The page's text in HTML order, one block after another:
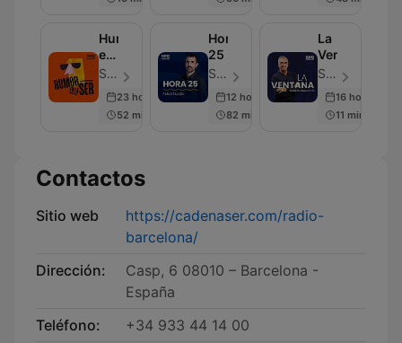
Humor
en
la
Cadena
SER
SER Podcast - Episodio 285
23 hours ago
52 min
Hora
25
SER Podcast - Episodio 630
12 hours ago
82 min
La
Ventana
SER Podcast - Episodio 668
16 hours ago
11 min
Contactos
Sitio web
https://cadenaser.com/radio-
barcelona/
Dirección:
Casp, 6 08010 – Barcelona -
España
Teléfono:
+34 933 44 14 00